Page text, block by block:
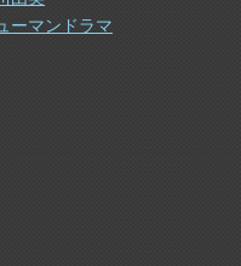
ーマンドラマ